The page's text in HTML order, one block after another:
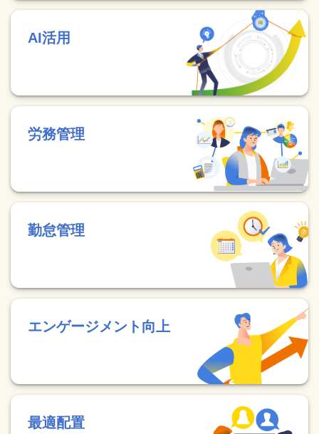
AI活用
労務管理
勤怠管理
エンゲージメント向上
最適配置